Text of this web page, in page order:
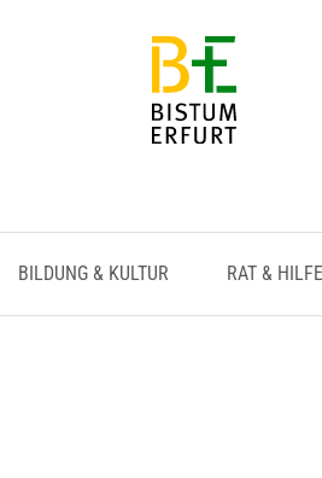
BILDUNG & KULTUR RAT & HILFE